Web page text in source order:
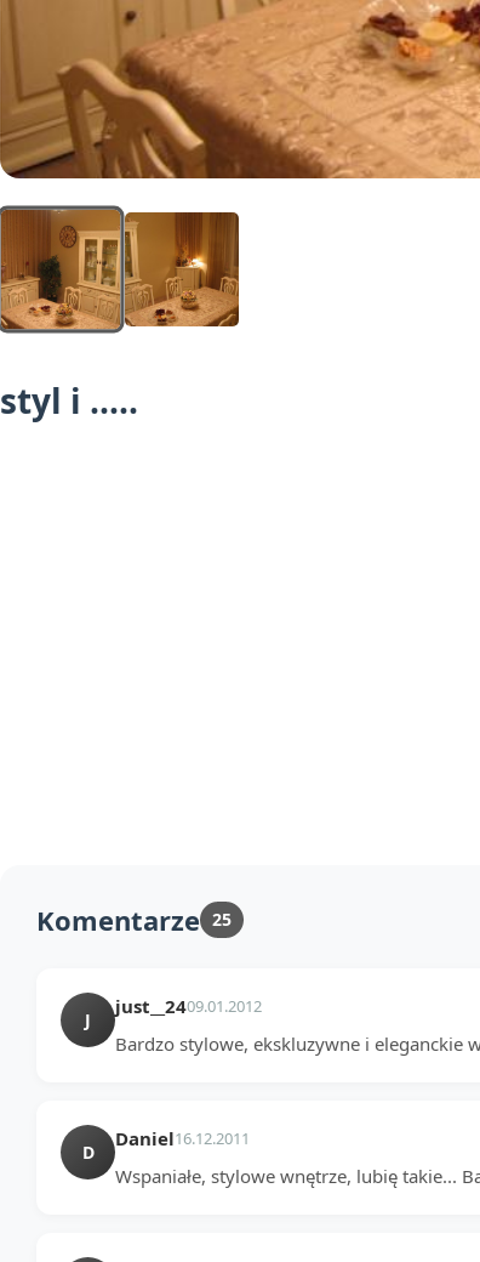
styl i .....
Komentarze 25
J
just__2409.01.2012
Bardzo stylowe, ekskluzywne i eleganckie
D
Daniel16.12.2011
Wspaniałe, stylowe wnętrze, lubię takie...